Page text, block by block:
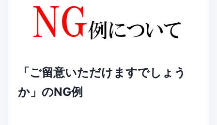
「ご留意いただけますでしょう
か」のNG例